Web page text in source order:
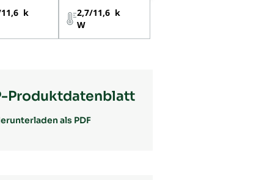
k
2,7/11,6 k
W
Produktdatenblatt
als PDF